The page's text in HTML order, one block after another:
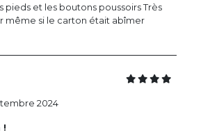
pieds et les boutons poussoirs Très
même si le carton était abîmer
!
2024